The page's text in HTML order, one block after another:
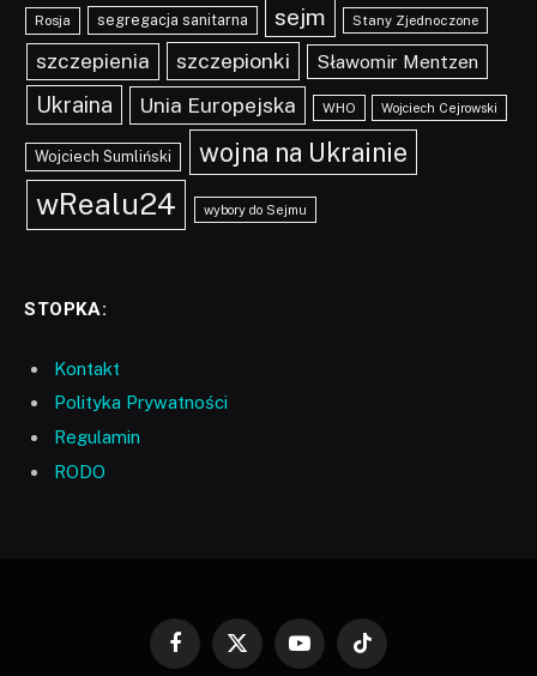
Rosja segregacja sanitarna sejm Stany Zjednoczone
szczepienia szczepionki Sławomir Mentzen
Ukraina Unia Europejska WHO Wojciech Cejrowski
Wojciech Sumliński wojna na Ukrainie
wRealu24 wybory do Sejmu
STOPKA:
Kontakt
Polityka Prywatności
Regulamin
RODO
Facebook
X
YouTubeTikTok